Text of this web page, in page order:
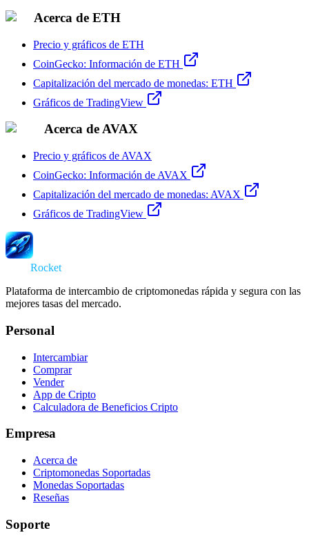
Acerca de ETH
Precio y gráficos de ETH
CoinGecko: Información de ETH
Capitalización del mercado de monedas: ETH
Gráficos de TradingView
Acerca de AVAX
Precio y gráficos de AVAX
CoinGecko: Información de AVAX
Capitalización del mercado de monedas: AVAX
Gráficos de TradingView
Rocket
Plataforma de intercambio de criptomonedas rápida y segura con las
mejores tasas del mercado.
Personal
Intercambiar
Comprar
Vender
App de Cripto
Calculadora de Beneficios Cripto
Empresa
Acerca de
Criptomonedas Soportadas
Monedas Soportadas
Reseñas
Soporte